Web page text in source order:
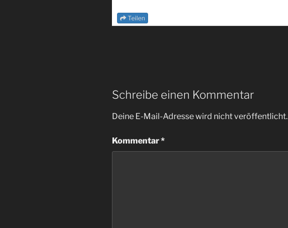
Teilen
Schreibe einen Kommentar
Deine E-Mail-Adresse wird nicht veröffentlicht.
Kommentar*